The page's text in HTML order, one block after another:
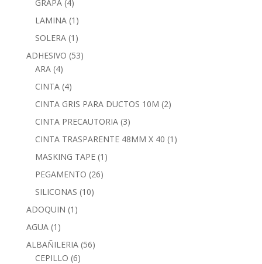
GRAPA (4)
LAMINA (1)
SOLERA (1)
ADHESIVO (53)
ARA (4)
CINTA (4)
CINTA GRIS PARA DUCTOS 10M (2)
CINTA PRECAUTORIA (3)
CINTA TRASPARENTE 48MM X 40 (1)
MASKING TAPE (1)
PEGAMENTO (26)
SILICONAS (10)
ADOQUIN (1)
AGUA (1)
ALBAÑILERIA (56)
CEPILLO (6)